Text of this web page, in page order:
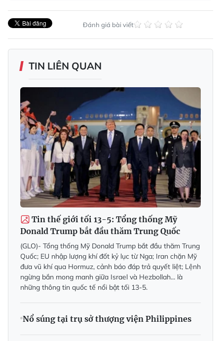
Đánh giá bài viết
TIN LIÊN QUAN
Tin thế giới tối 13-5: Tổng thống Mỹ
Donald Trump bắt đầu thăm Trung Quốc
(GLO)- Tổng thống Mỹ Donald Trump bắt đầu thăm Trung
Quốc; EU nhập lượng khí đốt kỷ lục từ Nga; Iran chặn Mỹ
đưa vũ khí qua Hormuz, cảnh báo đáp trả quyết liệt; Lệnh
ngừng bắn mong manh giữa Israel và Hezbollah... là
những thông tin quốc tế nổi bật tối 13-5.
Nổ súng tại trụ sở thượng viện Philippines